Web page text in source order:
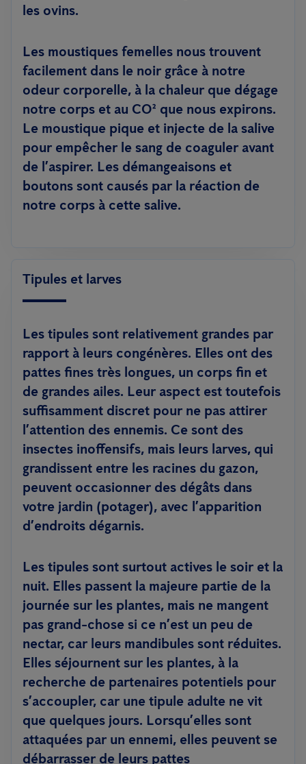
les ovins.
Les moustiques femelles nous trouvent
facilement dans le noir grâce à notre
odeur corporelle, à la chaleur que dégage
notre corps et au CO² que nous expirons.
Le moustique pique et injecte de la salive
pour empêcher le sang de coaguler avant
de l’aspirer. Les démangeaisons et
boutons sont causés par la réaction de
notre corps à cette salive.
Tipules et larves
Les tipules sont relativement grandes par
rapport à leurs congénères. Elles ont des
pattes fines très longues, un corps fin et
de grandes ailes. Leur aspect est toutefois
suffisamment discret pour ne pas attirer
l’attention des ennemis. Ce sont des
insectes inoffensifs, mais leurs larves, qui
grandissent entre les racines du gazon,
peuvent occasionner des dégâts dans
votre jardin (potager), avec l’apparition
d’endroits dégarnis.
Les tipules sont surtout actives le soir et la
nuit. Elles passent la majeure partie de la
journée sur les plantes, mais ne mangent
pas grand-chose si ce n’est un peu de
nectar, car leurs mandibules sont réduites.
Elles séjournent sur les plantes, à la
recherche de partenaires potentiels pour
s’accoupler, car une tipule adulte ne vit
que quelques jours. Lorsqu’elles sont
attaquées par un ennemi, elles peuvent se
débarrasser de leurs pattes